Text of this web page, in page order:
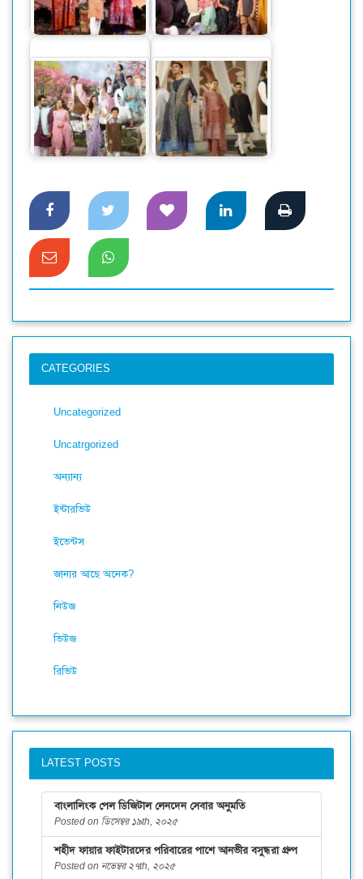
শরতের খুশিতে রাঙানো
সারা’র পূজা আয়োজন
সারা’র ঈদুল আযহা
আয়োজন
উৎসবের আলিঙ্গনে
‘সারা’র ঈদ পোশাকের
আয়োজন
‘পার্সিয়ান টেল’ থিমে
সারা’র আকর্ষণীয় ঈদ
আয়োজন
CATEGORIES
Uncategorized
Uncatrgorized
অন্যান্য
ইন্টারভিউ
ইভেন্টস
জানার আছে অনেক?
নিউজ
ভিউজ
রিভিউ
LATEST POSTS
বাংলালিংক পেল ডিজিটাল লেনদেন সেবার অনুমতি
Posted on ডিসেম্বর ১৯th, ২০২৫
শহীদ ফায়ার ফাইটারদের পরিবারের পাশে আনভীর বসুন্ধরা গ্রুপ
Posted on নভেম্বর ২৭th, ২০২৫